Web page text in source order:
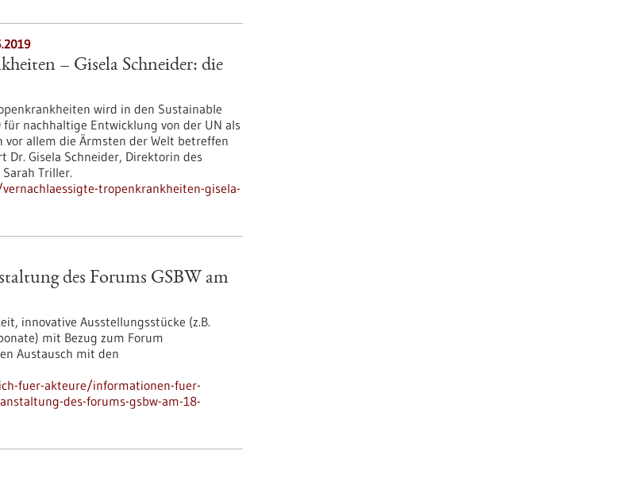
– Gisela Schneider: die
wird in den Sustainable
für nachhaltige Entwicklung von der UN als
allem die Ärmsten der Welt betreffen
Gisela Schneider, Direktorin des
Triller.
tropenkrankheiten-gisela-
des Forums GSBW am
innovative Ausstellungsstücke (z.B.
mit Bezug zum Forum
Austausch mit den
fuer-akteure/informationen-fuer-
des-forums-gsbw-am-18-